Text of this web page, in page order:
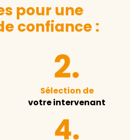
pour une
confiance :
Sélection de
votre intervenant